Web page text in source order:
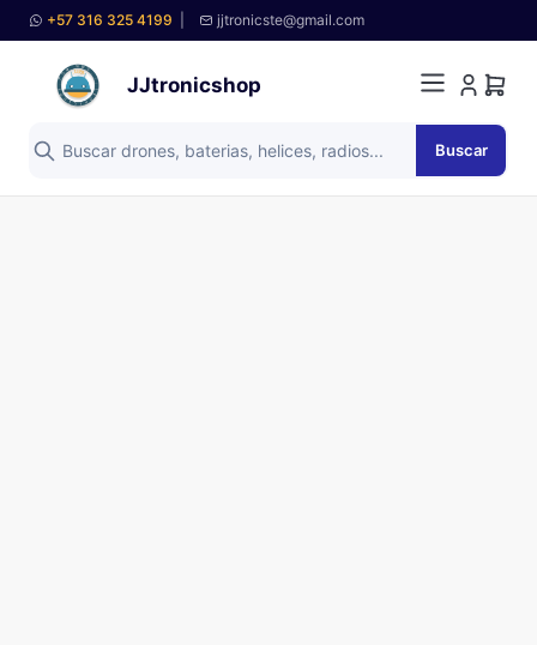
+57 316 325 4199 jjtronicste@gmail.com
JJtronicshop
Buscar